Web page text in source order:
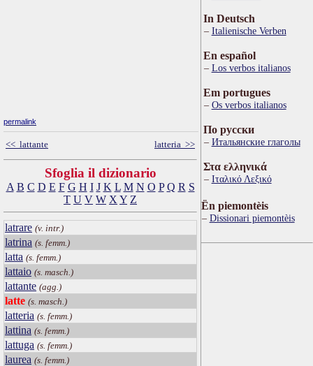
permalink
<< lattante latteria >>
Sfoglia il dizionario
A B C D E F G H I J K L M N O P Q R S
T U V W X Y Z
latrare (v. intr.)
latrina (s. femm.)
latta (s. femm.)
lattaio (s. masch.)
lattante (agg.)
latte (s. masch.)
latteria (s. femm.)
lattina (s. femm.)
lattuga (s. femm.)
laurea (s. femm.)
In Deutsch
Italienische Verben
En español
Los verbos italianos
Em portugues
Os verbos italianos
По русски
Итальянские глаголы
Στα ελληνικά
Ιταλικό Λεξικό
Ën piemontèis
Dissionari piemontèis